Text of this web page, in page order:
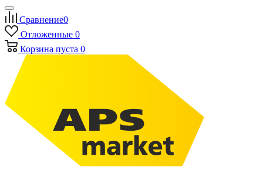
Сравнение0
Отложенные 0
Корзина пуста 0